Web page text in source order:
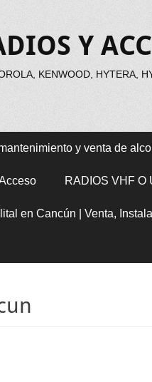
Y
KENWOOD, HYTERA,
y venta de
RADIOS VHF O
en Cancún | Venta,